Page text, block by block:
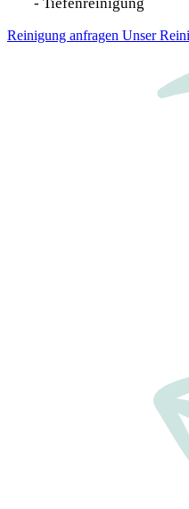
Tiefenreinigung
Reinigung anfragen Unser